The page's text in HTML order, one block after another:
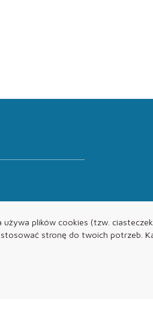
plików cookies (tzw.
stronę do twoich potrzeb.